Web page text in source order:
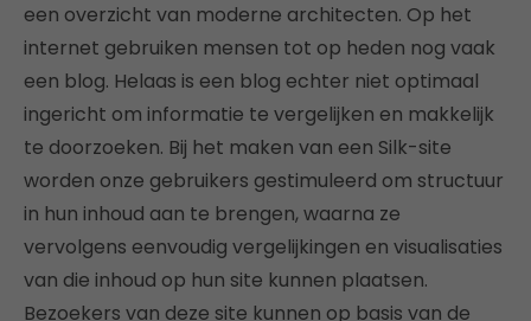
een overzicht van moderne architecten. Op het
internet gebruiken mensen tot op heden nog vaak
een blog. Helaas is een blog echter niet optimaal
ingericht om informatie te vergelijken en makkelijk
te doorzoeken. Bij het maken van een Silk-site
worden onze gebruikers gestimuleerd om structuur
in hun inhoud aan te brengen, waarna ze
vervolgens eenvoudig vergelijkingen en visualisaties
van die inhoud op hun site kunnen plaatsen.
Bezoekers van deze site kunnen op basis van de